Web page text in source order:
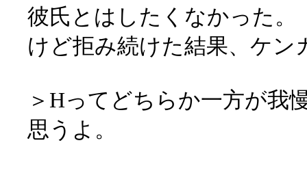
彼氏とはしたくなかった。
けど拒み続けた結果、ケン
＞Hってどちらか一方が我
思うよ。